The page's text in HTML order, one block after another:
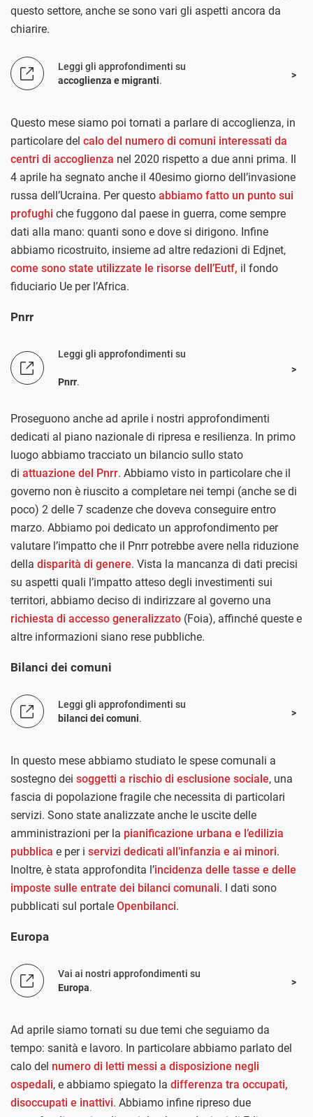
questo settore, anche se sono vari gli aspetti ancora da
chiarire.
Leggi gli approfondimenti su
accoglienza e migranti.
Questo mese siamo poi tornati a parlare di accoglienza, in
particolare del calo del numero di comuni interessati da
centri di accoglienza nel 2020 rispetto a due anni prima. Il
4 aprile ha segnato anche il 40esimo giorno dell’invasione
russa dell’Ucraina. Per questo abbiamo fatto un punto sui
profughi che fuggono dal paese in guerra, come sempre
dati alla mano: quanti sono e dove si dirigono. Infine
abbiamo ricostruito, insieme ad altre redazioni di Edjnet,
come sono state utilizzate le risorse dell’Eutf, il fondo
fiduciario Ue per l’Africa.
Pnrr
Leggi gli approfondimenti su
Pnrr.
Proseguono anche ad aprile i nostri approfondimenti
dedicati al piano nazionale di ripresa e resilienza. In primo
luogo abbiamo tracciato un bilancio sullo stato
di attuazione del Pnrr. Abbiamo visto in particolare che il
governo non è riuscito a completare nei tempi (anche se di
poco) 2 delle 7 scadenze che doveva conseguire entro
marzo. Abbiamo poi dedicato un approfondimento per
valutare l’impatto che il Pnrr potrebbe avere nella riduzione
della disparità di genere. Vista la mancanza di dati precisi
su aspetti quali l’impatto atteso degli investimenti sui
territori, abbiamo deciso di indirizzare al governo una
richiesta di accesso generalizzato (Foia), affinché queste e
altre informazioni siano rese pubbliche.
Bilanci dei comuni
Leggi gli approfondimenti su
bilanci dei comuni.
In questo mese abbiamo studiato le spese comunali a
sostegno dei soggetti a rischio di esclusione sociale, una
fascia di popolazione fragile che necessita di particolari
servizi. Sono state analizzate anche le uscite delle
amministrazioni per la pianificazione urbana e l’edilizia
pubblica e per i servizi dedicati all’infanzia e ai minori.
Inoltre, è stata approfondita l’incidenza delle tasse e delle
imposte sulle entrate dei bilanci comunali. I dati sono
pubblicati sul portale Openbilanci.
Europa
Vai ai nostri approfondimenti su
Europa.
Ad aprile siamo tornati su due temi che seguiamo da
tempo: sanità e lavoro. In particolare abbiamo parlato del
calo del numero di letti messi a disposizione negli
ospedali, e abbiamo spiegato la differenza tra occupati,
disoccupati e inattivi. Abbiamo infine ripreso due